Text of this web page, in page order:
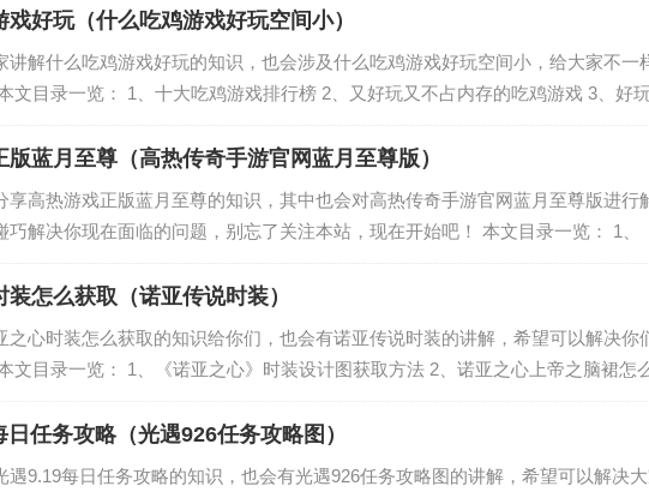
戏好玩（什么吃鸡游戏好玩空间小）
讲解什么吃鸡游戏好玩的知识，也会涉及什么吃鸡游戏好玩空间小，给大家不一
文目录一览： 1、十大吃鸡游戏排行榜 2、又好玩又不占内存的吃鸡游戏 3、好
么？ 4、十个最好玩的吃鸡游戏 5、你们觉得现在的“吃鸡”类游戏，哪个比较好，
版蓝月至尊（高热传奇手游官网蓝月至尊版）
享高热游戏正版蓝月至尊的知识，其中也会对高热传奇手游官网蓝月至尊版进行
巧解决你现在面临的问题，别忘了关注本站，现在开始吧！ 本文目录一览： 1、
游怎么玩？ 2、蓝月至尊骗了多少人？ 3、《蓝月至尊》是什么呢? 4、蓝月至尊
尊版...
装怎么获取（诺亚传说时装）
之心时装怎么获取的知识给你们，也会有诺亚传说时装的讲解，希望可以解决你
文目录一览： 1、《诺亚之心》时装设计图获取方法 2、诺亚之心上帝之脑裙怎
心衣服怎么做 4、《诺亚之心》时装图纸获取方法 《诺亚之心》时装设计图获取
任务攻略（光遇926任务攻略图）
遇9.19每日任务攻略的知识，也会有光遇926任务攻略图的讲解，希望可以解决